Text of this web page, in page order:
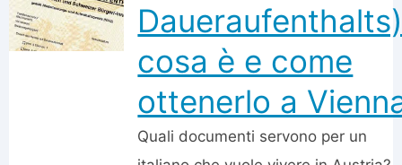
cosa è e come
ottenerlo a
Quali documenti servono per un